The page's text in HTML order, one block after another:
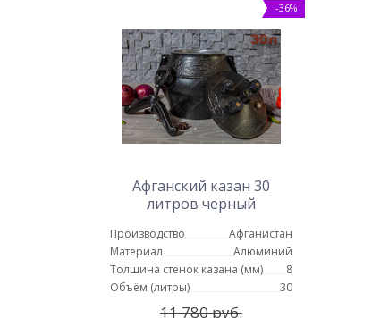
-36%
Афганский казан 30
литров черный
Производство
Афганистан
Материал
Алюминий
Толщина стенок казана (мм)
8
Объём (литры)
30
11 780 руб.